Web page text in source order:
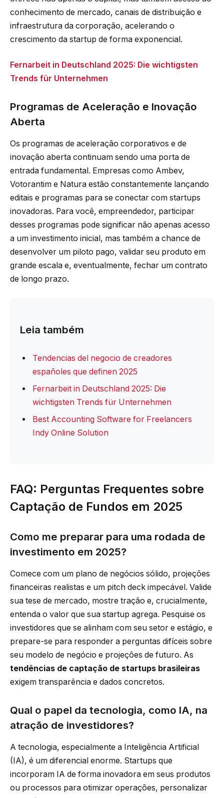
conhecimento de mercado, canais de distribuição e
infraestrutura da corporação, acelerando o
crescimento da startup de forma exponencial.
Fernarbeit in Deutschland 2025: Die wichtigsten
Trends für Unternehmen
Programas de Aceleração e Inovação
Aberta
Os programas de aceleração corporativos e de
inovação aberta continuam sendo uma porta de
entrada fundamental. Empresas como Ambev,
Votorantim e Natura estão constantemente lançando
editais e programas para se conectar com startups
inovadoras. Para você, empreendedor, participar
desses programas pode significar não apenas acesso
a um investimento inicial, mas também a chance de
desenvolver um piloto pago, validar seu produto em
grande escala e, eventualmente, fechar um contrato
de longo prazo.
Leia também
Tendencias del negocio de creadores
españoles que definen 2025
Fernarbeit in Deutschland 2025: Die
wichtigsten Trends für Unternehmen
Best Accounting Software for Freelancers
Indy Online Solution
FAQ: Perguntas Frequentes sobre
Captação de Fundos em 2025
Como me preparar para uma rodada de
investimento em 2025?
Comece com um plano de negócios sólido, projeções
financeiras realistas e um pitch deck impecável. Valide
sua tese de mercado, mostre tração e, crucialmente,
entenda o valor que sua startup agrega. Pesquise os
investidores que se alinham com seu setor e estágio, e
prepare-se para responder a perguntas difíceis sobre
seu modelo de negócio e projeções de futuro. As
tendências de captação de startups brasileiras
exigem transparência e dados concretos.
Qual o papel da tecnologia, como IA, na
atração de investidores?
A tecnologia, especialmente a Inteligência Artificial
(IA), é um diferencial enorme. Startups que
incorporam IA de forma inovadora em seus produtos
ou processos para otimizar operações, personalizar